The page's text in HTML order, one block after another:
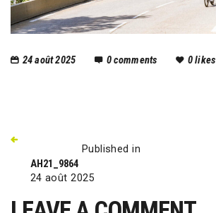
24 août 2025 0comments 0likes
Published in
AH21_9864
24 août 2025